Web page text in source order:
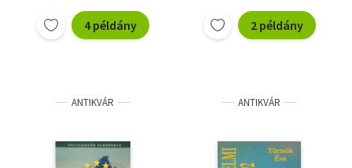
4 példány 2 példány
ANTIKVÁR ANTIKVÁR